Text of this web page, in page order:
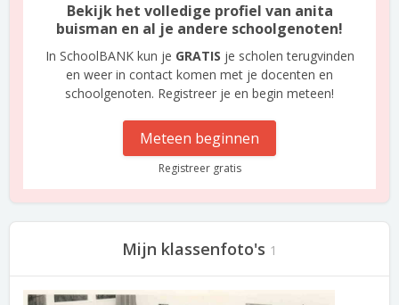
Bekijk het volledige profiel van anita
buisman en al je andere schoolgenoten!
In SchoolBANK kun je GRATIS je scholen terugvinden
en weer in contact komen met je docenten en
schoolgenoten. Registreer je en begin meteen!
Meteen beginnen
Registreer gratis
Mijn klassenfoto's 1